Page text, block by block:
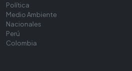
Política
Medio Ambiente
Nacionales
Perú
Colombia